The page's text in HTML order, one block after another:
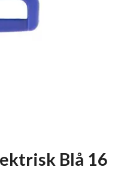
Blå 16